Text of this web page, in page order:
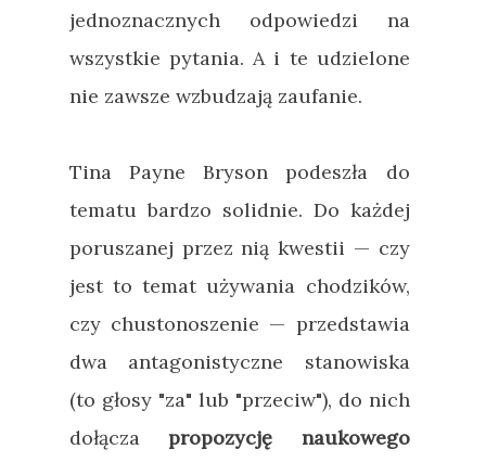
jednoznacznych odpowiedzi na
wszystkie pytania. A i te udzielone
nie zawsze wzbudzają zaufanie.
Tina Payne Bryson podeszła do
tematu bardzo solidnie. Do każdej
poruszanej przez nią kwestii — czy
jest to temat używania chodzików,
czy chustonoszenie — przedstawia
dwa antagonistyczne stanowiska
(to głosy "za" lub "przeciw"), do nich
dołączapropozycję naukowego